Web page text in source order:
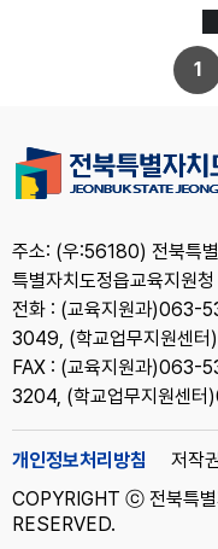
1
주소: (우:56180) 전북특
특별자치도정읍교육지원청
전화 : (교육지원과)063-
3049, (학교업무지원센
FAX : (교육지원과)063-
3204, (학교업무지원센
개인정보처리방침 저작
COPYRIGHT ⓒ 전북특별
RESERVED.